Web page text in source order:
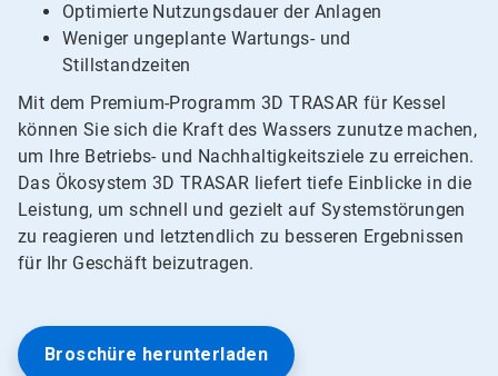
Optimierte Nutzungsdauer der Anlagen
Weniger ungeplante Wartungs- und
Stillstandzeiten
Mit dem Premium-Programm 3D TRASAR für Kessel
können Sie sich die Kraft des Wassers zunutze machen,
um Ihre Betriebs- und Nachhaltigkeitsziele zu erreichen.
Das Ökosystem 3D TRASAR liefert tiefe Einblicke in die
Leistung, um schnell und gezielt auf Systemstörungen
zu reagieren und letztendlich zu besseren Ergebnissen
für Ihr Geschäft beizutragen.
Broschüre herunterladen